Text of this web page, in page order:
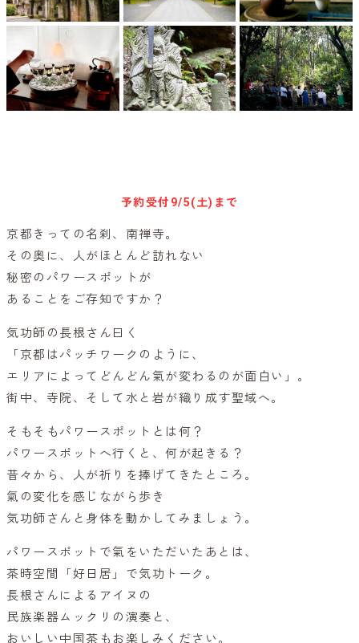
予約受付 9/5(土)まで
京都きっての名刹、南禅寺。
その奥に、人がほとんど訪れない
秘密のパワースポットが
あることをご存知ですか？
気功師の長根さん曰く
「京都はパッチワークのように、
エリアによってどんどん氣が変わるのが面白い」。
街中、寺院、そして水と岩が織り成す聖域へ。
そもそもパワースポットとは何？
パワースポットへ行くと、何が起きる？
昔々から、人が祈りを捧げてきたところ。
氣の変化を感じながら歩き
気功師さんと身体を動かしてみましょう。
パワースポットで氣をいただいたあとは、
茶時空間「好日居」で気功トーク。
長根さんによるアイヌの
民族楽器ムックリの演奏と、
おいしい中国茶もお楽しみください。